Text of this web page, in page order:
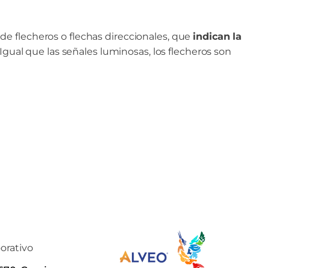
flecheros o flechas direccionales, que indican la
que las señales luminosas, los flecheros son